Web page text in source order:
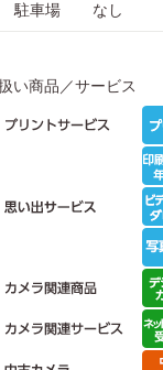
駐車場
なし
い商品／サービス